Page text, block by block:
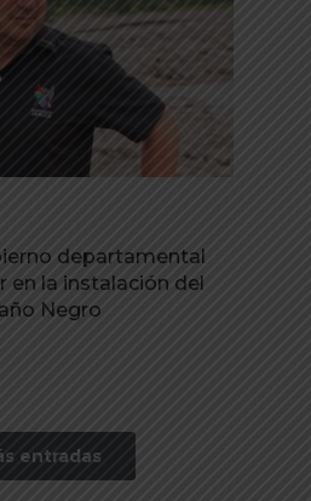
departamental
en la instalación del
Negro
entradas